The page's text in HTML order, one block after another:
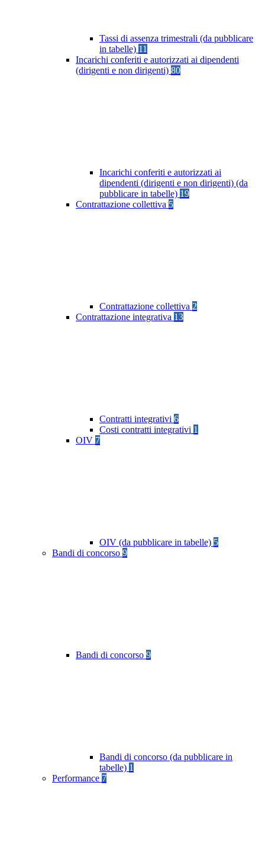
Tassi di assenza trimestrali (da pubblicare
in tabelle) 11
Incarichi conferiti e autorizzati ai dipendenti
(dirigenti e non dirigenti) 80
Incarichi conferiti e autorizzati ai
dipendenti (dirigenti e non dirigenti) (da
pubblicare in tabelle) 19
Contrattazione collettiva 5
Contrattazione collettiva 2
Contrattazione integrativa 13
Contratti integrativi 6
Costi contratti integrativi 1
OIV 7
OIV (da pubblicare in tabelle) 5
Bandi di concorso 9
Bandi di concorso 9
Bandi di concorso (da pubblicare in
tabelle) 1
Performance 7